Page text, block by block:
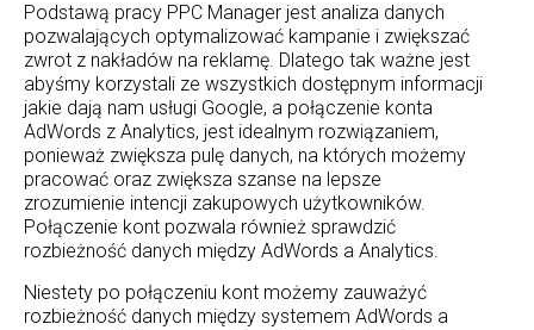
Podstawą pracy PPC Manager jest analiza danych
pozwalających optymalizować kampanie i zwiększać
zwrot z nakładów na reklamę. Dlatego tak ważne jest
abyśmy korzystali ze wszystkich dostępnym informacji
jakie dają nam usługi Google, a połączenie konta
AdWords z Analytics, jest idealnym rozwiązaniem,
ponieważ zwiększa pulę danych, na których możemy
pracować oraz zwiększa szanse na lepsze
zrozumienie intencji zakupowych użytkowników.
Połączenie kont pozwala również sprawdzić
rozbieżność danych między AdWords a Analytics.
Niestety po połączeniu kont możemy zauważyć
rozbieżność danych między systemem AdWords a